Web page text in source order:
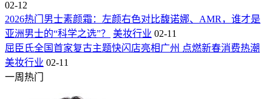
02-12
2026热门男士素颜霜：左颜右色对比馥诺娜、AMR，谁才是
亚洲男士的“科学之选”？
美妆行业 02-11
屈臣氏全国首家复古主题快闪店亮相广州 点燃新春消费热潮
美妆行业 02-11
一周热门